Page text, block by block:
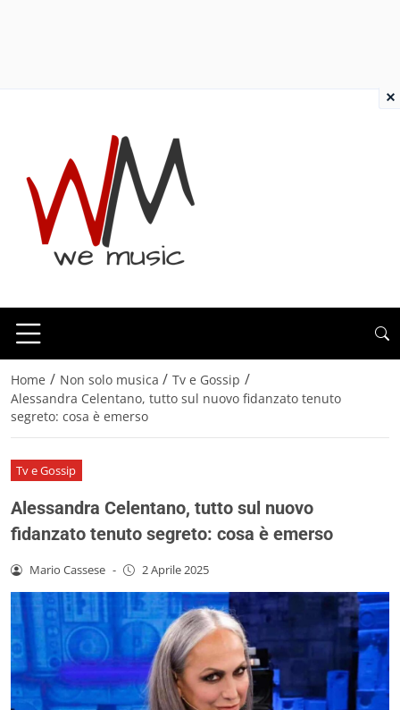
Home / Non solo musica / Tv e Gossip /
Alessandra Celentano, tutto sul nuovo fidanzato tenuto
segreto: cosa è emerso
Tv e Gossip
Alessandra Celentano, tutto sul nuovo
fidanzato tenuto segreto: cosa è emerso
Mario Cassese - 2 Aprile 2025
×